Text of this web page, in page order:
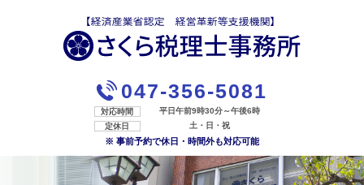
047-356-5081
対応時間
平日午前9時30分～午後6時
定休日
土・日・祝
※ 事前予約で休日・時間外も対応可能